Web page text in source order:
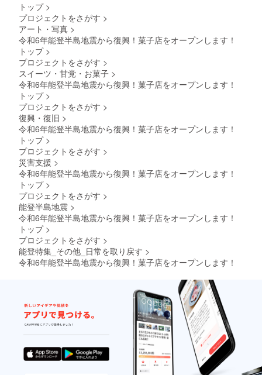
トップ >
プロジェクトをさがす >
アート・写真 >
令和6年能登半島地震から復興！菓子店をオープンします！
トップ >
プロジェクトをさがす >
スイーツ・甘党・お菓子 >
令和6年能登半島地震から復興！菓子店をオープンします！
トップ >
プロジェクトをさがす >
復興・復旧 >
令和6年能登半島地震から復興！菓子店をオープンします！
トップ >
プロジェクトをさがす >
災害支援 >
令和6年能登半島地震から復興！菓子店をオープンします！
トップ >
プロジェクトをさがす >
能登半島地震 >
令和6年能登半島地震から復興！菓子店をオープンします！
トップ >
プロジェクトをさがす >
能登特集_その他_日常を取り戻す >
令和6年能登半島地震から復興！菓子店をオープンします！